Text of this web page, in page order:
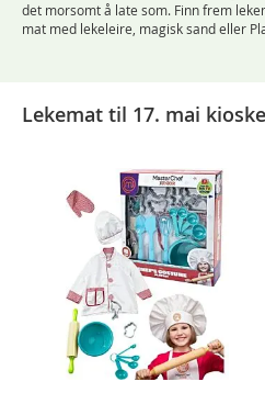
det morsomt å late som. Finn frem
mat med lekeleire, magisk sand eller
Lekemat til 17. mai